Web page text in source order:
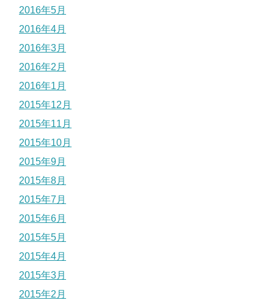
2016年5月
2016年4月
2016年3月
2016年2月
2016年1月
2015年12月
2015年11月
2015年10月
2015年9月
2015年8月
2015年7月
2015年6月
2015年5月
2015年4月
2015年3月
2015年2月